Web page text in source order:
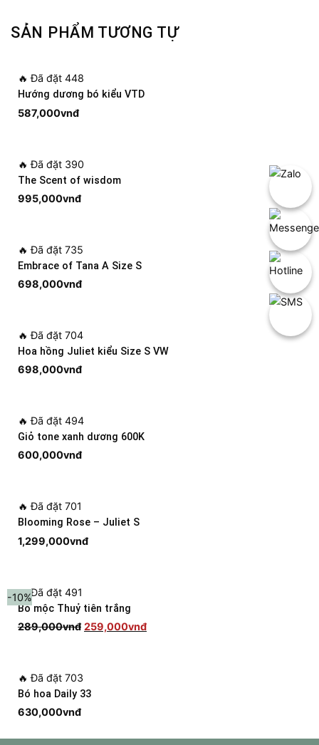
SẢN PHẨM TƯƠNG TỰ
🔥 Đã đặt 448
Hướng dương bó kiểu VTD
587,000vnđ
🔥 Đã đặt 390
The Scent of wisdom
995,000vnđ
🔥 Đã đặt 735
Embrace of Tana A Size S
698,000vnđ
🔥 Đã đặt 704
Hoa hồng Juliet kiểu Size S VW
698,000vnđ
🔥 Đã đặt 494
Giỏ tone xanh dương 600K
600,000vnđ
🔥 Đã đặt 701
Blooming Rose – Juliet S
1,299,000vnđ
-10%
🔥 Đã đặt 491
Bó mộc Thuỷ tiên trắng
289,000vnđ Giá
gốc
259,000vnđGiá
hiện
🔥 Đã đặt 703
Bó hoa Daily 33
630,000vnđ